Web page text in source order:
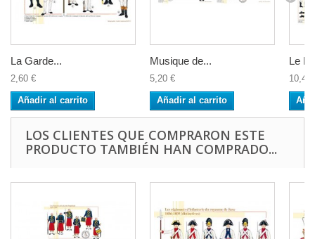
La Garde...
2,60 €
Añadir al carrito
Musique de...
5,20 €
Añadir al carrito
Le
10,40
LOS CLIENTES QUE COMPRARON ESTE
PRODUCTO TAMBIÉN HAN COMPRADO...